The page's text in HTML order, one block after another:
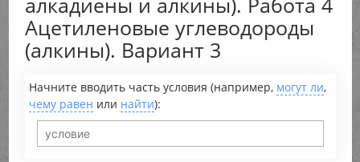
Ацетиленовые углеводороды
(алкины). Вариант 3
Начните вводить часть условия (например, могут ли,
чему равен или найти):